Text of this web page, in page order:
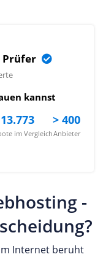
Prüfer
kannst
13.773
im Vergleich
> 400
Anbieter
-
Internet beruht